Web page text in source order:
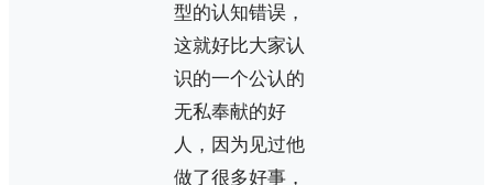
型的认知错误，
这就好比大家认
识的一个公认的
无私奉献的好
人，因为见过他
做了很多好事，